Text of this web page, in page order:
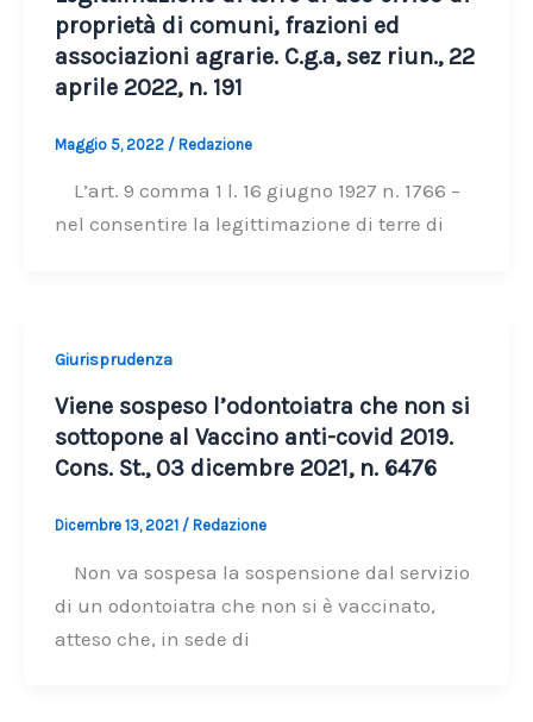
proprietà di comuni, frazioni ed
associazioni agrarie. C.g.a, sez riun., 22
aprile 2022, n. 191
Maggio 5, 2022 / Redazione
L’art. 9 comma 1 l. 16 giugno 1927 n. 1766 –
nel consentire la legittimazione di terre di
Giurisprudenza
Viene sospeso l’odontoiatra che non si
sottopone al Vaccino anti-covid 2019.
Cons. St., 03 dicembre 2021, n. 6476
Dicembre 13, 2021 / Redazione
Non va sospesa la sospensione dal servizio
di un odontoiatra che non si è vaccinato,
atteso che, in sede di